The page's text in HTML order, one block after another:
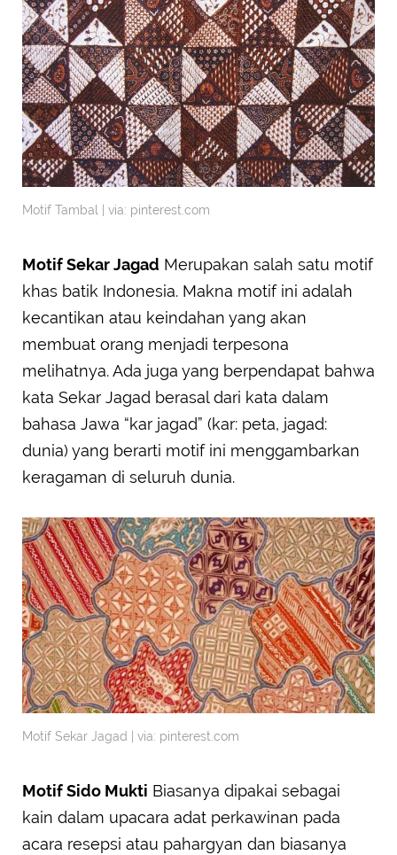
Motif Tambal | via: pinterest.com
Motif Sekar Jagad Merupakan salah satu motif
khas batik Indonesia. Makna motif ini adalah
kecantikan atau keindahan yang akan
membuat orang menjadi terpesona
melihatnya. Ada juga yang berpendapat bahwa
kata Sekar Jagad berasal dari kata dalam
bahasa Jawa “kar jagad” (kar: peta, jagad:
dunia) yang berarti motif ini menggambarkan
keragaman di seluruh dunia.
Motif Sekar Jagad | via: pinterest.com
Motif Sido Mukti Biasanya dipakai sebagai
kain dalam upacara adat perkawinan pada
acara resepsi atau pahargyan dan biasanya